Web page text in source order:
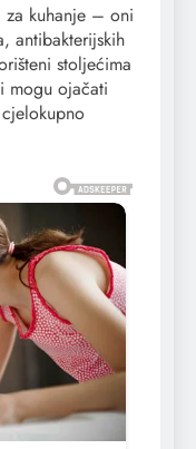
za kuhanje – oni
antibakterijskih
stoljećima
mogu ojačati